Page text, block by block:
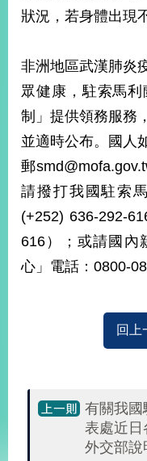
網
導
覽
於
本
部
新
中
心
外
交
資
訊
狀況，若身體出現
非洲地區武漢肺炎
眾健康，駐索馬
制」提供領務服務
並適時公布。國人
郵
請撥打我國駐索
(+252) 636-292-
616）；或請國內
心」電話：0800-
回上
有關我國
表處近日
外交部說